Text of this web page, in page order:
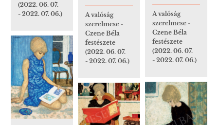
(2022. 06. 07.
- 2022. 07. 06.)
A valóság
szerelmese -
Czene Béla
festészete
(2022. 06. 07.
- 2022. 07. 06.)
A valóság
szerelmese -
Czene Béla
festészete
(2022. 06. 07.
- 2022. 07. 06.)